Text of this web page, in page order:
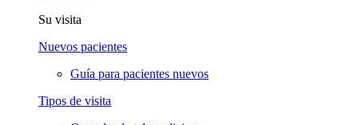
Su visita
Nuevos pacientes
Guía para pacientes nuevos
Tipos de visita